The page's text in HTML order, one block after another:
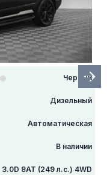
Черный
Дизельный
Автоматическая
В наличии
3.0D 8AT (249 л.с.) 4WD